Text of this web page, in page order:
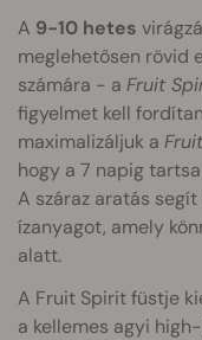
A 9-10 hetes
meglehetősen rövid
számára - a Fruit
figyelmet kell
maximalizáljuk a
hogy a 7 napig
A száraz aratás
ízanyagot, amely
alatt.
A Fruit Spirit füstje
a kellemes agyi